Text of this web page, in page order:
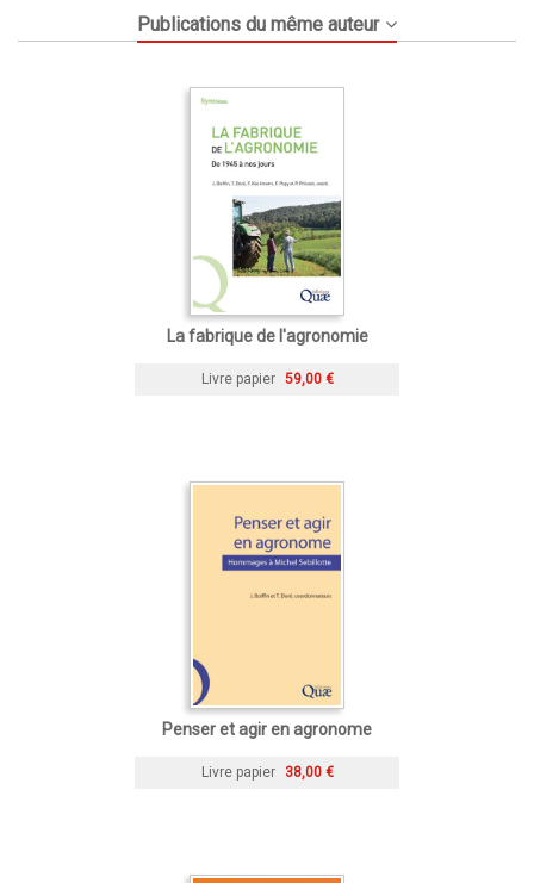
Publications du même auteur
La fabrique de l'agronomie
Livre papier 59,00 €
Penser et agir en agronome
Livre papier 38,00 €